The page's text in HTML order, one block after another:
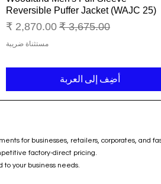
Reversible Puffer Jacket (WAJC 25)
سعر عادي سعر البيع
مستثناة ضريبة
أضِف إلى العربة
for businesses, retailers, corporates, and
factory-direct pricing.
to your business needs.